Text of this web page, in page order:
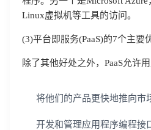
Linux虚拟机等工具的访问。
(3)平台即服务(PaaS)的7个主要
除了其他好处之外，PaaS允许用
将他们的产品更快地推向市
开发和管理应用程序编程接